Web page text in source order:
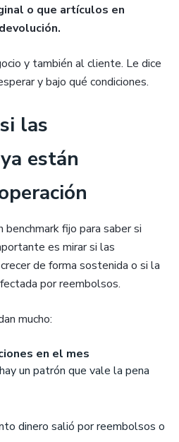
o que artículos en
y también al cliente. Le dice
y bajo qué condiciones.
las
están
fijo para saber si
es mirar si las
de forma sostenida o si la
por reembolsos.
mucho:
en el mes
un patrón que vale la pena
dinero salió por reembolsos o